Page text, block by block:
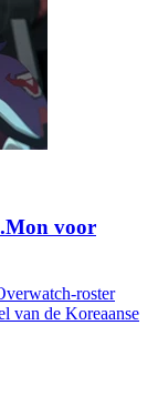
voor
roster
van de Koreaanse